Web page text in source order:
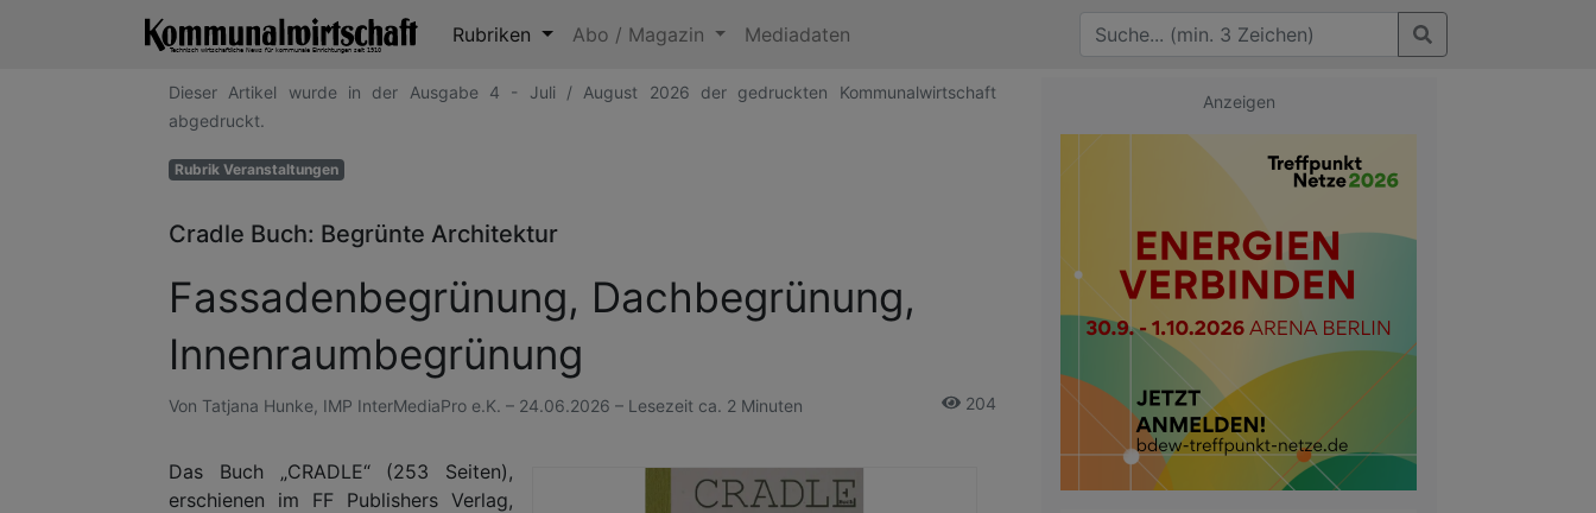
Rubriken Abo / Magazin Mediadaten
Dieser Artikel wurde in der Ausgabe 4 - Juli / August 2026 der gedruckten Kommunalwirtschaft
abgedruckt.
Rubrik Veranstaltungen
Cradle Buch: Begrünte Architektur
Fassadenbegrünung, Dachbegrünung,
Innenraumbegrünung
Von Tatjana Hunke, IMP InterMediaPro e.K. – 24.06.2026 – Lesezeit ca. 2 Minuten 204
Das Buch „CRADLE“ (253 Seiten),
erschienen im FF Publishers Verlag,
Anzeigen